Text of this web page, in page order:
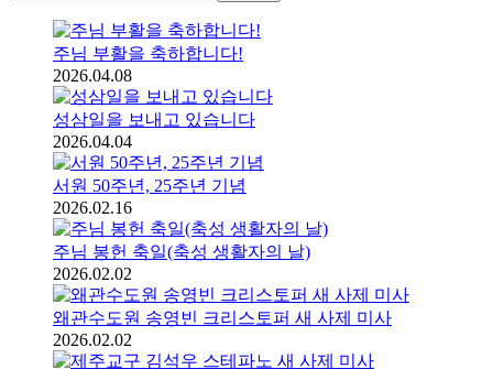
주님 부활을 축하합니다!
2026.04.08
성삼일을 보내고 있습니다
2026.04.04
서원 50주년, 25주년 기념
2026.02.16
주님 봉헌 축일(축성 생활자의 날)
2026.02.02
왜관수도원 송영빈 크리스토퍼 새 사제 미사
2026.02.02